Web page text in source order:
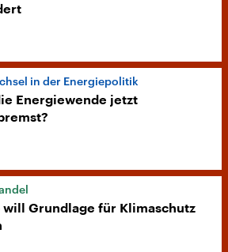
in der Energiepolitik
Energiewende jetzt
will Grundlage für Klimaschutz